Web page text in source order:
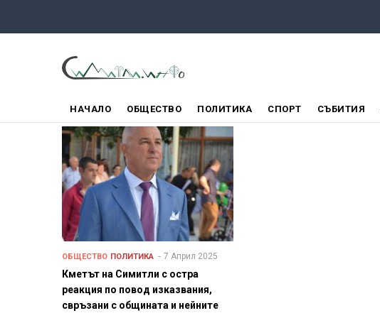
МЕНЮ
НАЧАЛО ОБЩЕСТВО ПОЛИТИКА СПОРТ СЪБИТИЯ
ОБЩЕСТВО ПОЛИТИКА 7 Април 2025
Кметът на Симитли с остра
реакция по повод изказвания,
свръзани с общината и нейните